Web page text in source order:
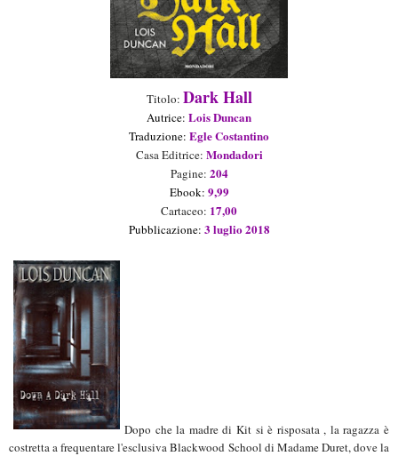
Titolo: Dark Hall
Autrice: Lois Duncan
Traduzione: Egle Costantino
Casa Editrice: Mondadori
Pagine: 204
Ebook: 9,99
Cartaceo: 17,00
Pubblicazione: 3 luglio 2018
Dopo che la madre di Kit si è risposata , la ragazza è
costretta a frequentare l'esclusiva Blackwood School di Madame Duret, dove la